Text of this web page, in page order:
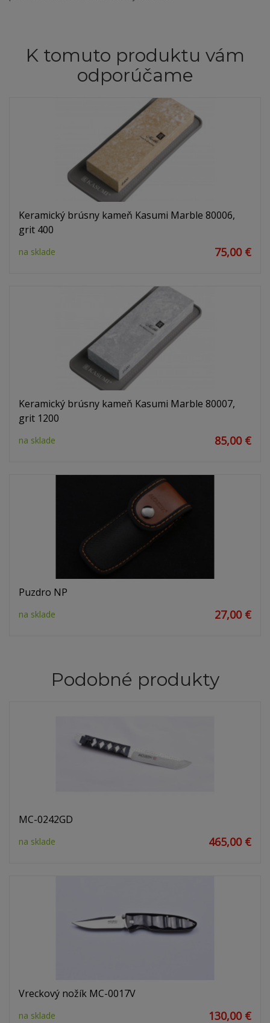
K tomuto produktu vám
odporúčame
Keramický brúsny kameň Kasumi Marble 80006,
grit 400
na sklade 75,00 €
Keramický brúsny kameň Kasumi Marble 80007,
grit 1200
na sklade 85,00 €
Puzdro NP
na sklade 27,00 €
Podobné produkty
MC-0242GD
na sklade 465,00 €
Vreckový nožík MC-0017V
na sklade 130,00 €